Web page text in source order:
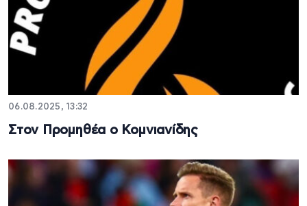
06.08.2025, 13:32
Στον Προμηθέα ο Κομνιανίδης